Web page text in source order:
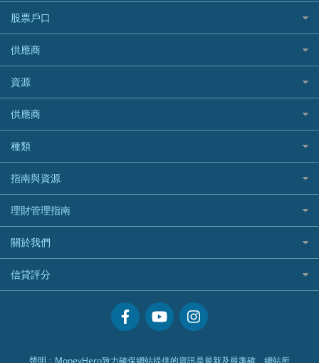
最佳循環貸款
National Resources 中潤物業按揭
OCBC 華僑銀行
PrimeCredit 安信信貸
Promise 邦民日本財務
Rabbit Credit月兔信貸
Standard Chartered 渣打銀行
UA 亞洲聯合財務
WeLab Bank
WeLend 貸款
銀聯信用卡
高獎賞信用卡推薦
酒店信用卡
東亞銀行
SIM
Airwallex信用卡
定期人壽保險
危疾保險
年金資訊
樓宇火險
韓國旅遊保險及資訊
歐洲旅遊保險及資訊
越南旅遊保險及資訊
澳洲旅遊保險及資訊
長者嘆世界
家庭親子遊
自駕遊比較
相機有得保
專為孕婦設計的最佳旅遊保險
最佳滑雪旅遊保險
最適合BB的旅遊保險
AIG 美亞
Allianz 安聯
Allied World 世聯
Avo
中國銀行
Bolttech 保特
Blue Cross 藍十字
中國平安
HSBC滙豐銀行
MSIG 三井住友
Prudential 保誠
QBE 昆士蘭
Starr
大新汽車保險
中銀汽車保險
Allianz安聯汽車保險
bolttech保障汽車保險
Zurich蘇黎世汽車保險
QBE昆士蘭汽車保險
平安汽車保險
股票戶口
富途證券
IB盈透證券
老虎證券
uSMART 盈立證券
華盛証券
長橋證券
WeBull微牛證券
漲樂全球通｜華泰國際
OSL
供應商
富途牛牛好唔好？
Webull微牛證券好唔好？
Longbridge長橋證券好唔好？
老虎證券好唔好？
華盛証券好唔好？
漲樂全球通好唔好？
IB盈透證券好唔好？
盈立證券 uSMART 好唔好？
Stashaway好唔好？
資源
股票戶口開戶
證券行邊間好？
港股5隻高息ETF精選
什麼是ETF？
香港30大高息股排行
黃金ETF懶人包
最值得注意的比特幣ETF
選股策略：五步調查攻略
供應商
銀行戶口比較
尊尚銀行戶口
Citi Plus
中信銀行inMotion
Airwallex銀行
種類
定期存款
港元定存
人民幣定存
美元定存
英鎊定存
澳元定存
指南與資源
理財資訊
識慳識賺
債務管理
投資理財
置業安居
理財管理指南
常用相關詞彙
MoneyHero電子報
所有合作銀行或機構
關於我們
服務承諾
網上支援
常見問題
信貸評分
聲明﹕MoneyHero致力確保網站提供的資訊是最新及最準確。網站所